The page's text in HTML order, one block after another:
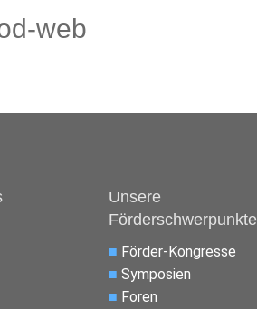
web
Unsere
Förderschwerpunkte
■ Förder-Kongresse
■ Symposien
■ Foren